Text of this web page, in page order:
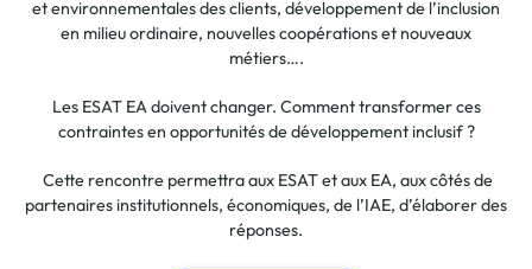
et environnementales des clients, développement de l’inclusion
en milieu ordinaire, nouvelles coopérations et nouveaux
métiers….
Les ESAT EA doivent changer. Comment transformer ces
contraintes en opportunités de développement inclusif ?
Cette rencontre permettra aux ESAT et aux EA, aux côtés de
partenaires institutionnels, économiques, de l’IAE, d’élaborer des
réponses.